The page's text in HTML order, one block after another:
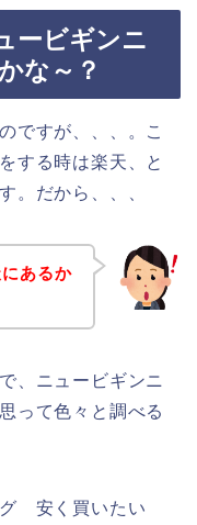
ービギンニ
な～？
ですが、、、。こ
する時は楽天、と
。だから、、、
あるか
、ニュービギンニ
って色々と調べる
グ 安く買いたい